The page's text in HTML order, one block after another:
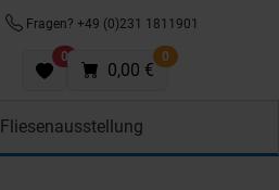
Fragen? +49 (0)231 1811901
0 0
0,00 €
Fliesenausstellung